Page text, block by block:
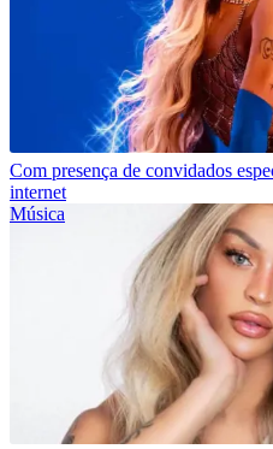
Com presença de convidados
internet
Música